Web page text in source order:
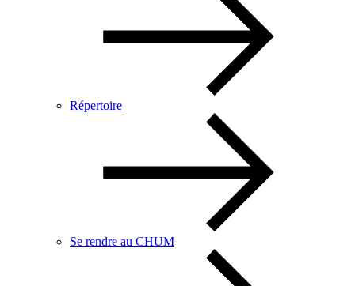
Répertoire
Se rendre au CHUM